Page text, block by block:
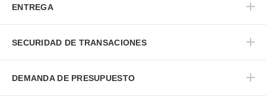
ENTREGA
SECURIDAD DE TRANSACIONES
DEMANDA DE PRESUPUESTO